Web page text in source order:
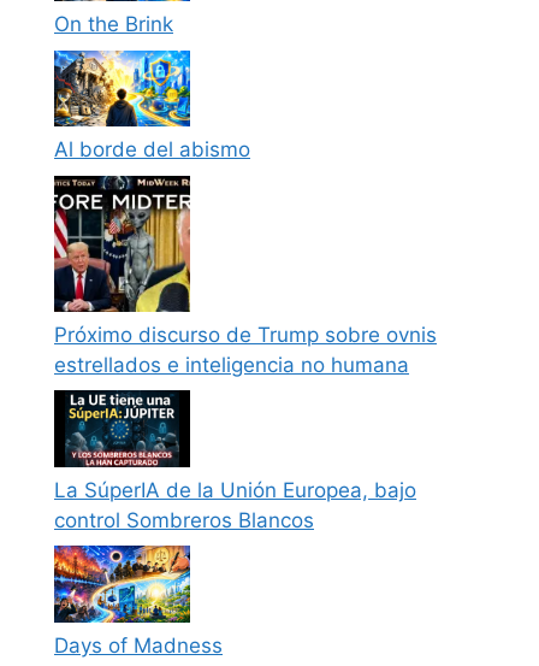
On the Brink
Al borde del abismo
Próximo discurso de Trump sobre ovnis
estrellados e inteligencia no humana
La SúperIA de la Unión Europea, bajo
control Sombreros Blancos
Days of Madness